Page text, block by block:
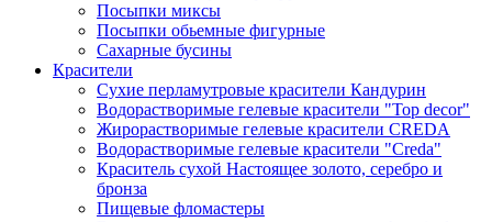
Посыпки миксы
Посыпки обьемные фигурные
Сахарные бусины
Красители
Сухие перламутровые красители Кандурин
Водорастворимые гелевые красители "Top decor"
Жирорастворимые гелевые красители CREDA
Водорастворимые гелевые красители "Creda"
Краситель сухой Настоящее золото, серебро и
бронза
Пищевые фломастеры